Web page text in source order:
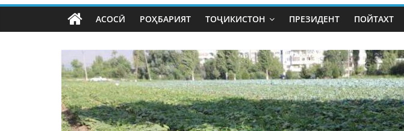
АСОСӢ РОҲБАРИЯТ ТОҶИКИСТОН ПРЕЗИДЕНТ ПОЙТАХТ